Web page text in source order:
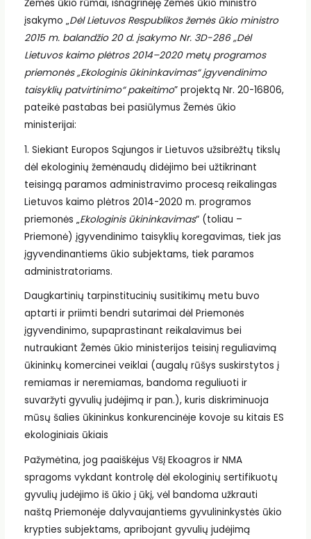
Žemės ūkio rūmai, išnagrinėję Žemės ūkio ministro
įsakymo „Dėl Lietuvos Respublikos žemės ūkio ministro
2015 m. balandžio 20 d. įsakymo Nr. 3D-286 „Dėl
Lietuvos kaimo plėtros 2014–2020 metų programos
priemonės „Ekologinis ūkininkavimas“ įgyvendinimo
taisyklių patvirtinimo“ pakeitimo” projektą Nr. 20-16806,
pateikė pastabas bei pasiūlymus Žemės ūkio
ministerijai:
1. Siekiant Europos Sąjungos ir Lietuvos užsibrėžtų tikslų
dėl ekologinių žemėnaudų didėjimo bei užtikrinant
teisingą paramos administravimo procesą reikalingas
Lietuvos kaimo plėtros 2014-2020 m. programos
priemonės „Ekologinis ūkininkavimas“ (toliau –
Priemonė) įgyvendinimo taisyklių koregavimas, tiek jas
įgyvendinantiems ūkio subjektams, tiek paramos
administratoriams.
Daugkartinių tarpinstitucinių susitikimų metu buvo
aptarti ir priimti bendri sutarimai dėl Priemonės
įgyvendinimo, supaprastinant reikalavimus bei
nutraukiant Žemės ūkio ministerijos teisinį reguliavimą
ūkininkų komercinei veiklai (augalų rūšys suskirstytos į
remiamas ir neremiamas, bandoma reguliuoti ir
suvaržyti gyvulių judėjimą ir pan.), kuris diskriminuoja
mūsų šalies ūkininkus konkurencinėje kovoje su kitais ES
ekologiniais ūkiais
Pažymėtina, jog paaiškėjus VšĮ Ekoagros ir NMA
spragoms vykdant kontrolę dėl ekologinių sertifikuotų
gyvulių judėjimo iš ūkio į ūkį, vėl bandoma užkrauti
naštą Priemonėje dalyvaujantiems gyvulininkystės ūkio
krypties subjektams, apribojant gyvulių judėjimą